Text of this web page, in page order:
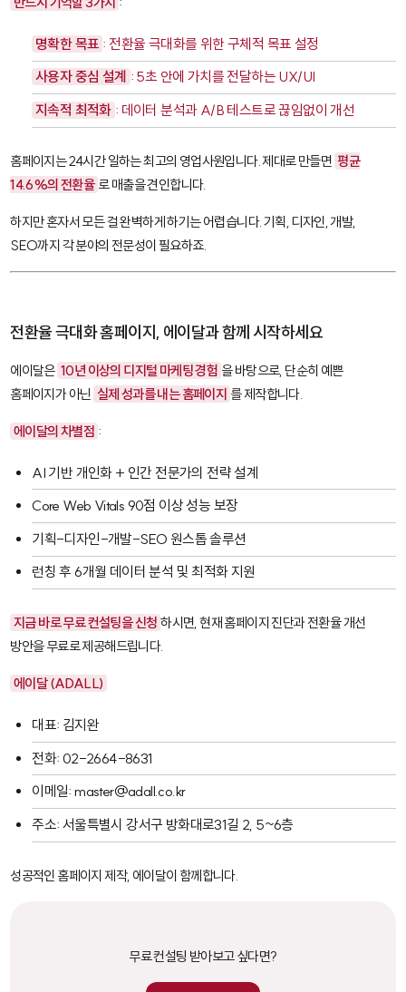
명확한 목표 : 전환율 극대화를 위한 구체적 목표 설정
사용자 중심 설계 : 5초 안에 가치를 전달하는 UX/UI
지속적 최적화 : 데이터 분석과 A/B 테스트로 끊임없이 개선
홈페이지는 24시간 일하는 최고의 영업사원입니다. 제대로 만들면 평균
14.6%의 전환율 로 매출을 견인합니다.
하지만 혼자서 모든 걸 완벽하게 하기는 어렵습니다. 기획, 디자인, 개발,
SEO까지 각 분야의 전문성이 필요하죠.
전환율 극대화 홈페이지, 에이달과 함께 시작하세요
에이달은 10년 이상의 디지털 마케팅 경험 을 바탕으로, 단순히 예쁜
홈페이지가 아닌 실제 성과를 내는 홈페이지 를 제작합니다.
에이달의 차별점 :
AI 기반 개인화 + 인간 전문가의 전략 설계
Core Web Vitals 90점 이상 성능 보장
기획-디자인-개발-SEO 원스톱 솔루션
런칭 후 6개월 데이터 분석 및 최적화 지원
지금 바로 무료 컨설팅을 신청 하시면, 현재 홈페이지 진단과 전환율 개선
방안을 무료로 제공해드립니다.
에이달 (ADALL)
대표: 김지완
전화: 02-2664-8631
이메일: master@adall.co.kr
주소: 서울특별시 강서구 방화대로31길 2, 5~6층
성공적인 홈페이지 제작, 에이달이 함께합니다.
무료 컨설팅 받아보고 싶다면?